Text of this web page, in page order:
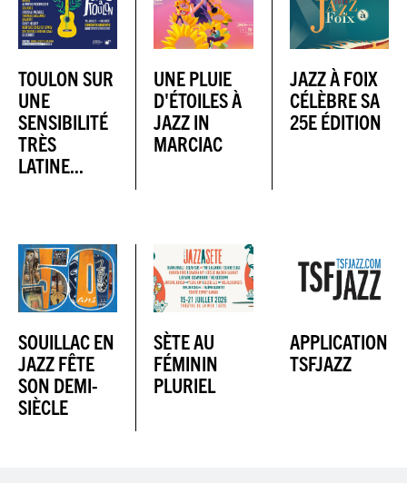
TOULON SUR
UNE
SENSIBILITÉ
TRÈS
LATINE...
UNE PLUIE
D'ÉTOILES À
JAZZ IN
MARCIAC
JAZZ À FOIX
CÉLÈBRE SA
25E ÉDITION
SOUILLAC EN
JAZZ FÊTE
SON DEMI-
SIÈCLE
SÈTE AU
FÉMININ
PLURIEL
APPLICATION
TSFJAZZ